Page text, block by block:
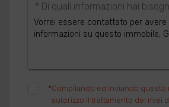
* Di quali informazioni hai
*Compilando ed inviando questo
autorizzo il trattamento dei miei